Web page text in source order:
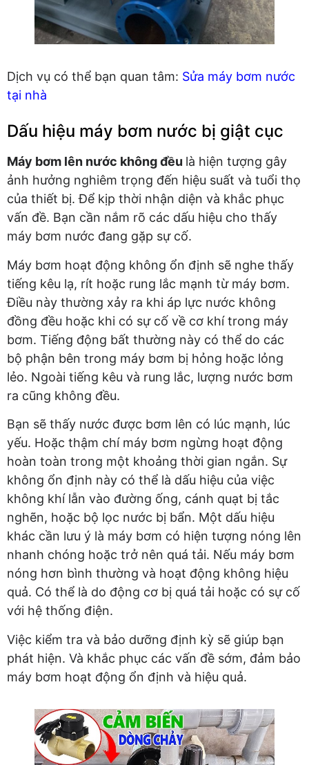
Dịch vụ có thể bạn quan tâm: Sửa máy bơm nước
tại nhà
Dấu hiệu máy bơm nước bị giật cục
Máy bơm lên nước không đều là hiện tượng gây
ảnh hưởng nghiêm trọng đến hiệu suất và tuổi thọ
của thiết bị. Để kịp thời nhận diện và khắc phục
vấn đề. Bạn cần nắm rõ các dấu hiệu cho thấy
máy bơm nước đang gặp sự cố.
Máy bơm hoạt động không ổn định sẽ nghe thấy
tiếng kêu lạ, rít hoặc rung lắc mạnh từ máy bơm.
Điều này thường xảy ra khi áp lực nước không
đồng đều hoặc khi có sự cố về cơ khí trong máy
bơm. Tiếng động bất thường này có thể do các
bộ phận bên trong máy bơm bị hỏng hoặc lỏng
lẻo. Ngoài tiếng kêu và rung lắc, lượng nước bơm
ra cũng không đều.
Bạn sẽ thấy nước được bơm lên có lúc mạnh, lúc
yếu. Hoặc thậm chí máy bơm ngừng hoạt động
hoàn toàn trong một khoảng thời gian ngắn. Sự
không ổn định này có thể là dấu hiệu của việc
không khí lẫn vào đường ống, cánh quạt bị tắc
nghẽn, hoặc bộ lọc nước bị bẩn. Một dấu hiệu
khác cần lưu ý là máy bơm có hiện tượng nóng lên
nhanh chóng hoặc trở nên quá tải. Nếu máy bơm
nóng hơn bình thường và hoạt động không hiệu
quả. Có thể là do động cơ bị quá tải hoặc có sự cố
với hệ thống điện.
Việc kiểm tra và bảo dưỡng định kỳ sẽ giúp bạn
phát hiện. Và khắc phục các vấn đề sớm, đảm bảo
máy bơm hoạt động ổn định và hiệu quả.